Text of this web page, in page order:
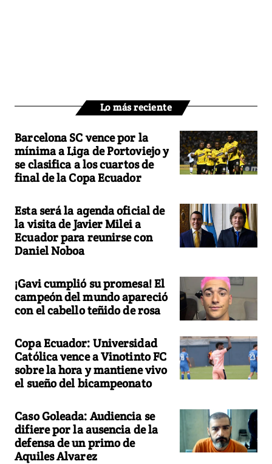
Lo más reciente
Barcelona SC vence por la
mínima a Liga de Portoviejo y
se clasifica a los cuartos de
final de la Copa Ecuador
Esta será la agenda oficial de
la visita de Javier Milei a
Ecuador para reunirse con
Daniel Noboa
¡Gavi cumplió su promesa! El
campeón del mundo apareció
con el cabello teñido de rosa
Copa Ecuador: Universidad
Católica vence a Vinotinto FC
sobre la hora y mantiene vivo
el sueño del bicampeonato
Caso Goleada: Audiencia se
difiere por la ausencia de la
defensa de un primo de
Aquiles Alvarez